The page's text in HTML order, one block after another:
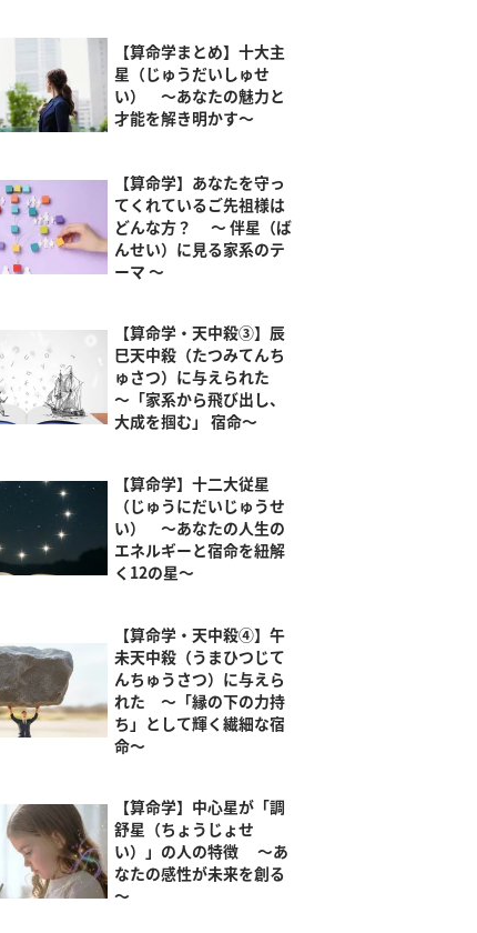
【算命学まとめ】十大主
星（じゅうだいしゅせ
い） ～あなたの魅力と
才能を解き明かす～
【算命学】あなたを守っ
てくれているご先祖様は
どんな方？ ～ 伴星（ば
んせい）に見る家系のテ
ーマ ～
【算命学・天中殺③】辰
巳天中殺（たつみてんち
ゅさつ）に与えられた
～「家系から飛び出し、
大成を掴む」 宿命～
【算命学】十二大従星
（じゅうにだいじゅうせ
い） ～あなたの人生の
エネルギーと宿命を紐解
く12の星～
【算命学・天中殺④】午
未天中殺（うまひつじて
んちゅうさつ）に与えら
れた ～「縁の下の力持
ち」として輝く繊細な宿
命～
【算命学】中心星が「調
舒星（ちょうじょせ
い）」の人の特徴 ～あ
なたの感性が未来を創る
～